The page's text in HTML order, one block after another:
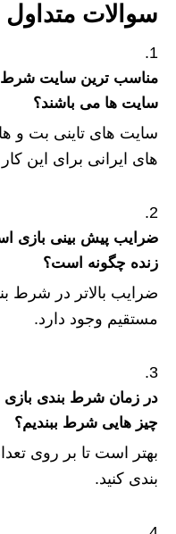
سوالات متداول
مناسب ترین سایت شرط
سایت ها می باشند؟
های ایرانی برای این
ضرایب پیش بینی بازی
زنده چگونه است؟
ضرایب بالاتر در شرط
مستقیم وجود دارد.
در زمان شرط بندی بازی
چیز هایی شرط ببندیم؟
بهتر است تا بر روی
بندی کنید.